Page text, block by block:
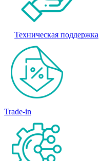
Техническая поддержка
Trade-in